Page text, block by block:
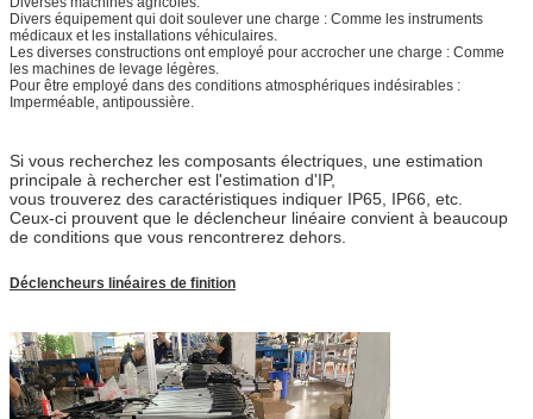
Divers équipement qui doit soulever une charge : Comme les instruments
médicaux et les installations véhiculaires.
Les diverses constructions ont employé pour accrocher une charge : Comme
les machines de levage légères.
Pour être employé dans des conditions atmosphériques indésirables :
Imperméable, antipoussière.
Si vous recherchez les composants électriques, une estimation
principale à rechercher est l'estimation d'IP,
vous trouverez des caractéristiques indiquer IP65, IP66, etc.
Ceux-ci prouvent que le déclencheur linéaire convient à beaucoup
de conditions que vous rencontrerez dehors.
Déclencheurs linéaires de finition